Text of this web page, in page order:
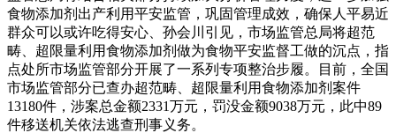
食物添加剂出产利用平安监管，巩固管理成效，确保人平易近
群众可以或许吃得安心、孙会川引见，市场监管总局将超范
畴、超限量利用食物添加剂做为食物平安监督工做的沉点，指
点处所市场监管部分开展了一系列专项整治步履。目前，全国
市场监管部分已查办超范畴、超限量利用食物添加剂案件
13180件，涉案总金额2331万元，罚没金额9038万元，此中89
件移送机关依法逃查刑事义务。